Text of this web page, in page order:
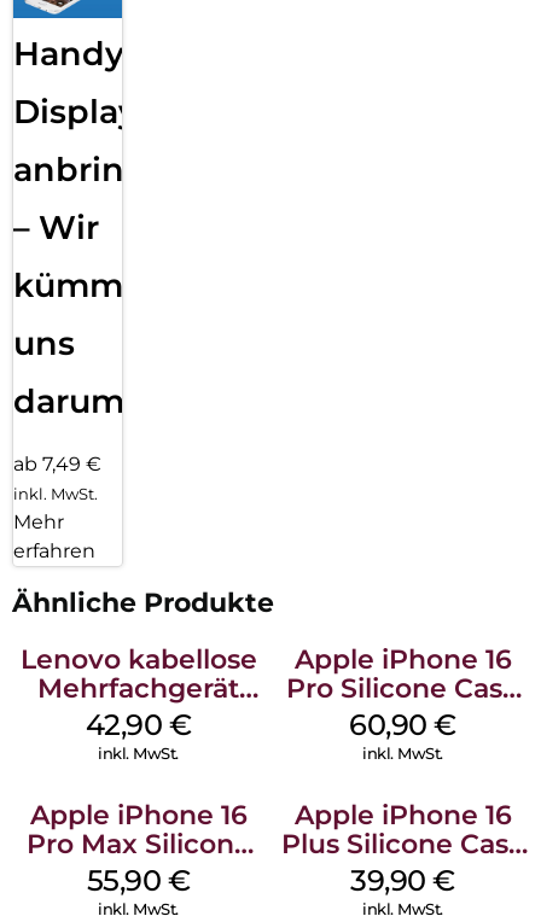
Handy
Displayfolie
anbringen
– Wir
kümmern
uns
darum!
ab 7,49 €
inkl. MwSt.
Mehr
erfahren
Ähnliche Produkte
Lenovo kabellose
Mehrfachgerät
Luna Grey
42,90 €
inkl. MwSt.
Apple iPhone 16
Pro Silicone Case
MagSafe Stone
Gray
60,90€
inkl. MwSt.
Apple iPhone 16
Pro Max Silicone
Case MagSafe
Stone Gray
55,90 €
inkl. MwSt.
Apple iPhone 16
Plus Silicone Case
MagSafe Plum
39,90€
inkl. MwSt.